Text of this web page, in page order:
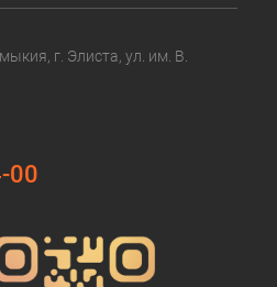
г. Элиста, ул. им. В.
00